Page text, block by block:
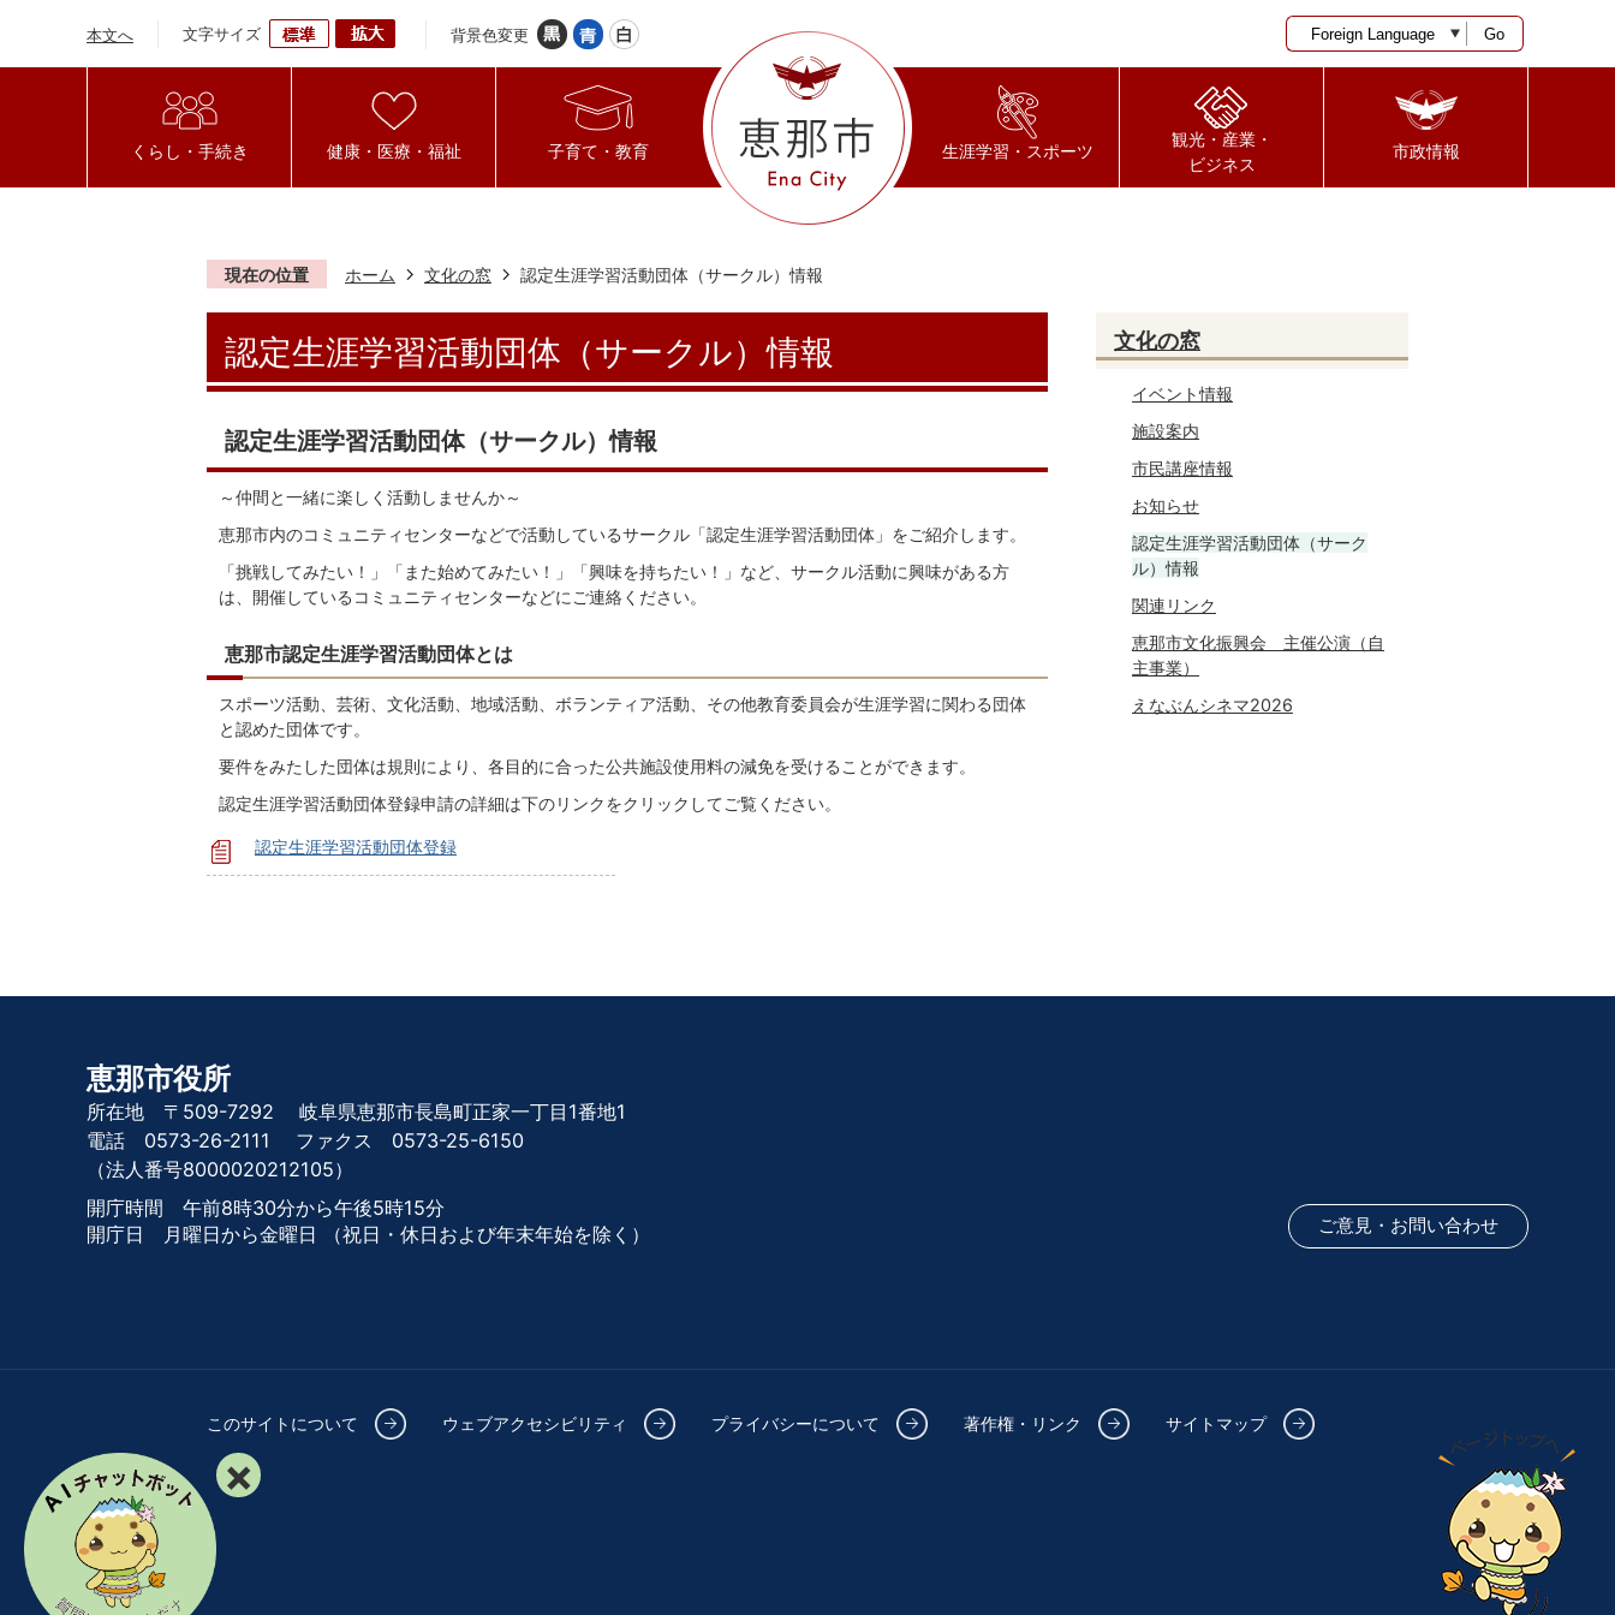
本文へ 文字サイズ 背景色変更 Go
くらし・手続き 健康・医療・福祉 子育て・教育 生涯学習・スポーツ
観光・産業・
ビジネス
市政情報
現在の位置 ホーム 文化の窓 認定生涯学習活動団体（サークル）情報
認定生涯学習活動団体（サークル）情報
認定生涯学習活動団体（サークル）情報
～仲間と一緒に楽しく活動しませんか～
恵那市内のコミュニティセンターなどで活動しているサークル「認定生涯学習活動団体」をご紹介します。
「挑戦してみたい！」「また始めてみたい！」「興味を持ちたい！」など、サークル活動に興味がある方
は、開催しているコミュニティセンターなどにご連絡ください。
恵那市認定生涯学習活動団体とは
スポーツ活動、芸術、文化活動、地域活動、ボランティア活動、その他教育委員会が生涯学習に関わる団体
と認めた団体です。
要件をみたした団体は規則により、各目的に合った公共施設使用料の減免を受けることができます。
認定生涯学習活動団体登録申請の詳細は下のリンクをクリックしてご覧ください。
認定生涯学習活動団体登録
文化の窓
イベント情報
施設案内
市民講座情報
お知らせ
認定生涯学習活動団体（サーク
ル）情報
関連リンク
恵那市文化振興会 主催公演（自
主事業）
えなぶんシネマ2026
恵那市役所
所在地 〒509-7292
岐阜県恵那市長島町正家一丁目1番地1
電話 0573-26-2111
ファクス 0573-25-6150
（法人番号8000020212105）
開庁時間 午前8時30分から午後5時15分
開庁日 月曜日から金曜日
（祝日・休日および年末年始を除く） ご意見・お問い合わせ
このサイトについて ウェブアクセシビリティ プライバシーについて 著作権・リンク サイトマップ
×